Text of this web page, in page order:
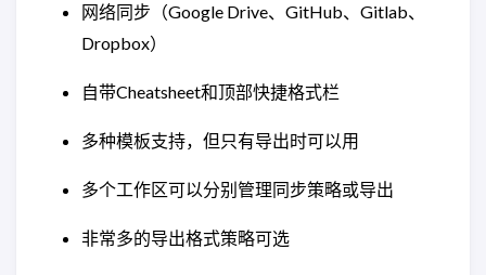
网络同步（Google Drive、GitHub、Gitlab、
Dropbox）
自带Cheatsheet和顶部快捷格式栏
多种模板支持，但只有导出时可以用
多个工作区可以分别管理同步策略或导出
非常多的导出格式策略可选